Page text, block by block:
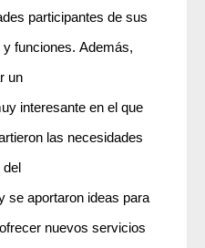
participantes de sus
funciones. Además,
un
interesante en el que
las necesidades
del
se aportaron ideas para
nuevos servicios